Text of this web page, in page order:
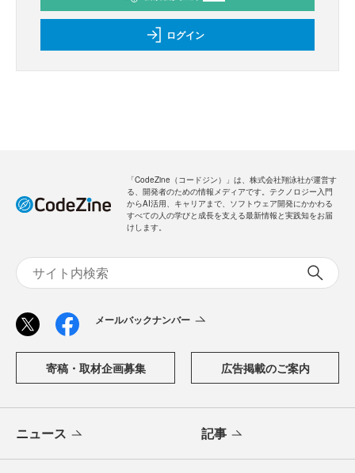
ログイン
「CodeZine（コードジン）」は、株式会社翔泳社が運営す
る、開発者のための情報メディアです。テクノロジー入門
からAI活用、キャリアまで、ソフトウェア開発にかかわる
すべての人の学びと成長を支える最新情報と実践知をお届
けします。
メールバックナンバー
寄稿・取材企画募集 広告掲載のご案内
ニュース 記事